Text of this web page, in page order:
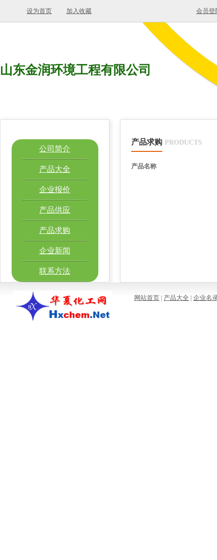
设为首页 加入收藏 会员登
山东金润环境工程有限公司
公司简介
产品大全
企业报价
产品供应
产品求购
企业新闻
联系方法
产品求购 PRODUCTS
产品名称
网站首页 | 产品大全 | 企业名